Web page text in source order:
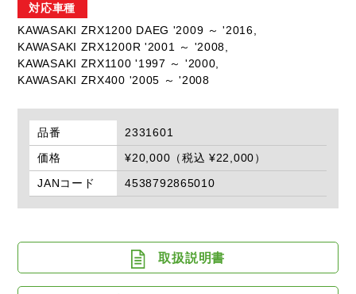
対応車種
KAWASAKI ZRX1200 DAEG '2009 ～ '2016,
KAWASAKI ZRX1200R '2001 ～ '2008,
KAWASAKI ZRX1100 '1997 ～ '2000,
KAWASAKI ZRX400 '2005 ～ '2008
品番
2331601
価格
¥20,000（税込 ¥22,000）
JANコード
4538792865010
取扱説明書